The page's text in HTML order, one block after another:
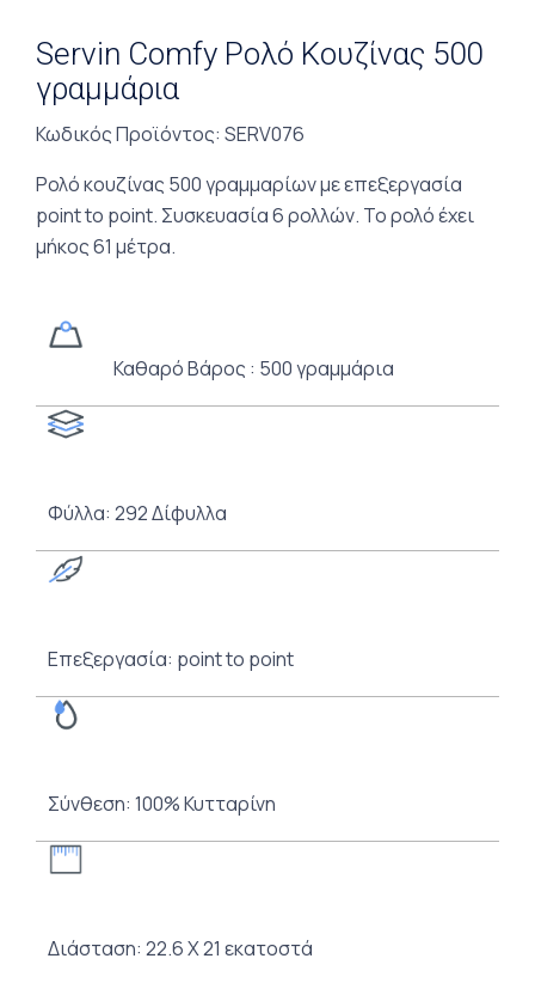
Servin Comfy Ρολό Κουζίνας 500
γραμμάρια
Κωδικός Προϊόντος: SERV076
Ρολό κουζίνας 500 γραμμαρίων με επεξεργασία
point to point. Συσκευασία 6 ρολλών. Το ρολό έχει
μήκος61 μέτρα.
Καθαρό Βάρος : 500 γραμμάρια
Φύλλα: 292 Δίφυλλα
Επεξεργασία: point to point
Σύνθεση: 100% Κυτταρίνη
Διάσταση: 22.6 Χ 21 εκατοστά